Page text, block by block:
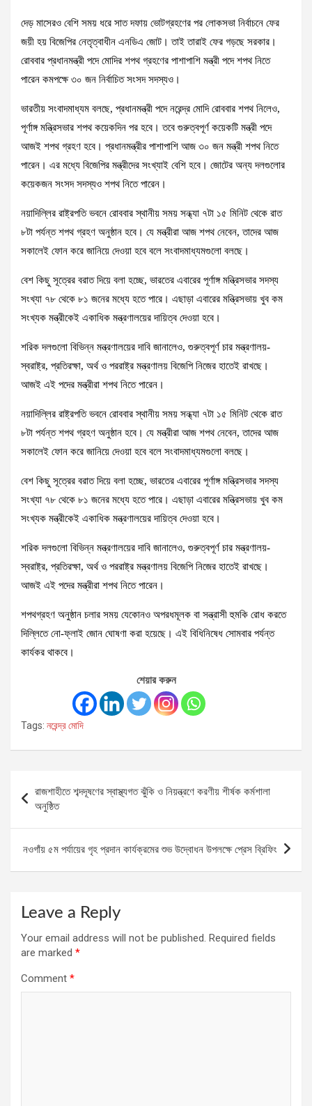
দেড় মাসেরও বেশি সময় ধরে সাত দফায় ভোটগ্রহণের পর লোকসভা নির্বাচনে ফের
জয়ী হয় বিজেপির নেতৃত্বাধীন এনডিএ জোট। তাই তারাই ফের গড়ছে সরকার।
রোববার প্রধানমন্ত্রী পদে মোদির শপথ গ্রহণের পাশাপাশি মন্ত্রী পদে শপথ নিতে
পারেন কমপক্ষে ৩০ জন নির্বাচিত সংসদ সদস্যও।
ভারতীয় সংবাদমাধ্যম বলছে, প্রধানমন্ত্রী পদে নরেন্দ্র মোদি রোববার শপথ নিলেও,
পূর্ণাঙ্গ মন্ত্রিসভার শপথ কয়েকদিন পর হবে। তবে গুরুত্বপূর্ণ কয়েকটি মন্ত্রী পদে
আজই শপথ গ্রহণ হবে। প্রধানমন্ত্রীর পাশাপাশি আজ ৩০ জন মন্ত্রী শপথ নিতে
পারেন। এর মধ্যে বিজেপির মন্ত্রীদের সংখ্যাই বেশি হবে। জোটের অন্য দলগুলোর
কয়েকজন সংসদ সদস্যও শপথ নিতে পারেন।
নয়াদিল্লির রাষ্ট্রপতি ভবনে রোববার স্থানীয় সময় সন্ধ্যা ৭টা ১৫ মিনিট থেকে রাত
৮টা পর্যন্ত শপথ গ্রহণ অনুষ্ঠান হবে। যে মন্ত্রীরা আজ শপথ নেবেন, তাদের আজ
সকালেই ফোন করে জানিয়ে দেওয়া হবে বলে সংবাদমাধ্যমগুলো বলছে।
বেশ কিছু সূত্রের বরাত দিয়ে বলা হচ্ছে, ভারতের এবারের পূর্ণাঙ্গ মন্ত্রিসভার সদস্য
সংখ্যা ৭৮ থেকে ৮১ জনের মধ্যে হতে পারে। এছাড়া এবারের মন্ত্রিসভায় খুব কম
সংখ্যক মন্ত্রীকেই একাধিক মন্ত্রণালয়ের দায়িত্ব দেওয়া হবে।
শরিক দলগুলো বিভিন্ন মন্ত্রণালয়ের দাবি জানালেও, গুরুত্বপূর্ণ চার মন্ত্রণালয়-
স্বরাষ্ট্র, প্রতিরক্ষা, অর্থ ও পররাষ্ট্র মন্ত্রণালয় বিজেপি নিজের হাতেই রাখছে।
আজই এই পদের মন্ত্রীরা শপথ নিতে পারেন।
নয়াদিল্লির রাষ্ট্রপতি ভবনে রোববার স্থানীয় সময় সন্ধ্যা ৭টা ১৫ মিনিট থেকে রাত
৮টা পর্যন্ত শপথ গ্রহণ অনুষ্ঠান হবে। যে মন্ত্রীরা আজ শপথ নেবেন, তাদের আজ
সকালেই ফোন করে জানিয়ে দেওয়া হবে বলে সংবাদমাধ্যমগুলো বলছে।
বেশ কিছু সূত্রের বরাত দিয়ে বলা হচ্ছে, ভারতের এবারের পূর্ণাঙ্গ মন্ত্রিসভার সদস্য
সংখ্যা ৭৮ থেকে ৮১ জনের মধ্যে হতে পারে। এছাড়া এবারের মন্ত্রিসভায় খুব কম
সংখ্যক মন্ত্রীকেই একাধিক মন্ত্রণালয়ের দায়িত্ব দেওয়া হবে।
শরিক দলগুলো বিভিন্ন মন্ত্রণালয়ের দাবি জানালেও, গুরুত্বপূর্ণ চার মন্ত্রণালয়-
স্বরাষ্ট্র, প্রতিরক্ষা, অর্থ ও পররাষ্ট্র মন্ত্রণালয় বিজেপি নিজের হাতেই রাখছে।
আজই এই পদের মন্ত্রীরা শপথ নিতে পারেন।
শপথগ্রহণ অনুষ্ঠান চলার সময় যেকোনও অপরধমূলক বা সন্ত্রাসী হুমকি রোধ করতে
দিল্লিতে নো-ফ্লাই জোন ঘোষণা করা হয়েছে। এই বিধিনিষেধ সোমবার পর্যন্ত
কার্যকর থাকবে।
শেয়ার করুন
Tags: নরেন্দ্র মোদি
navigation
রাজশাহীতে শব্দদূষণের স্বাস্থ্যগত ঝুঁকি ও নিয়ন্ত্রণে করণীয় শীর্ষক কর্মশালা
অনুষ্ঠিত
নওগাঁয় ৫ম পর্যায়ের গৃহ প্রদান কার্যক্রমের শুভ উদ্বোধন উপলক্ষে প্রেস ব্রিফিং
Leave a Reply
Your email address will not be published. Required fields
are marked *
Comment *